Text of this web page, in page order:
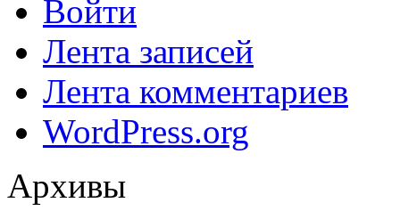
Войти
Лента записей
Лента комментариев
WordPress.org
Архивы